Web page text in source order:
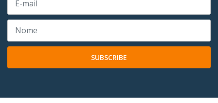
SUBSCRIBE